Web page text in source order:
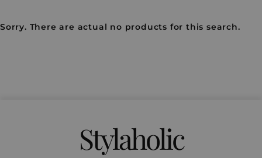
Sorry. There are actual no products for this search.
Stylaholic